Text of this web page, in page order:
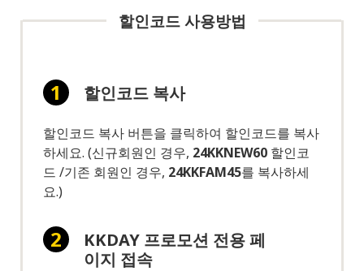
할인코드 사용방법
할인코드 복사
할인코드 복사 버튼을 클릭하여 할인코드를 복사
하세요. (신규회원인 경우, 24KKNEW60 할인코
드 /기존 회원인 경우, 24KKFAM45를 복사하세
요.)
KKDAY 프로모션 전용 페
이지 접속